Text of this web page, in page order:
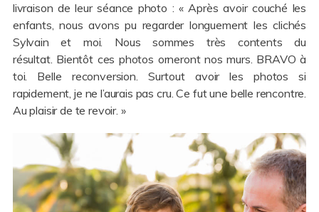
livraison de leur séance photo : « Après avoir couché les
enfants, nous avons pu regarder longuement les clichés
Sylvain et moi. Nous sommes très contents du
résultat. Bientôt ces photos orneront nos murs. BRAVO à
toi. Belle reconversion. Surtout avoir les photos si
rapidement, je ne l’aurais pas cru.Ce fut une belle rencontre.
Au plaisir de te revoir. »